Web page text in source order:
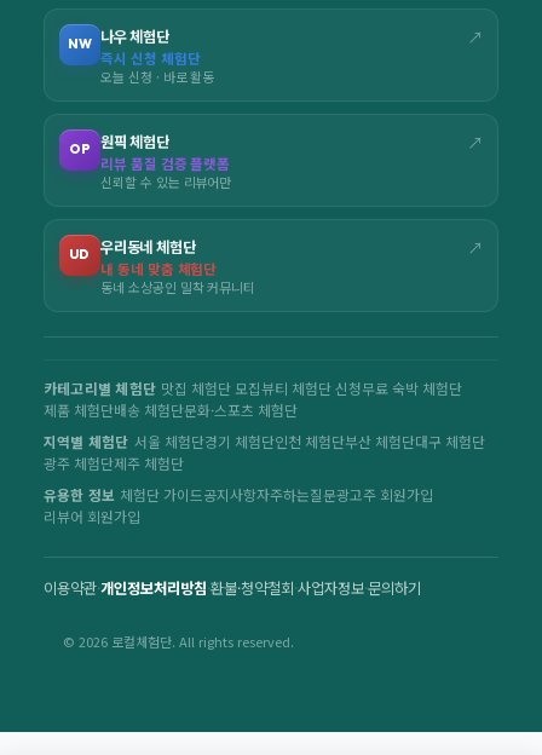
NW 나우 체험단 ↗
즉시 신청 체험단
오늘 신청 · 바로 활동
OP 원픽 체험단 ↗
리뷰 품질 검증 플랫폼
신뢰할 수 있는 리뷰어만
UD 우리동네 체험단 ↗
내 동네 맞춤 체험단
동네 소상공인 밀착 커뮤니티
카테고리별 체험단 맛집 체험단 모집뷰티 체험단 신청무료 숙박 체험단
제품 체험단배송 체험단문화·스포츠 체험단
지역별 체험단 서울 체험단경기 체험단인천 체험단부산 체험단대구 체험단
광주 체험단제주 체험단
유용한 정보 체험단 가이드공지사항자주하는질문광고주 회원가입
리뷰어 회원가입
이용약관·개인정보처리방침·환불·청약철회·사업자정보·문의하기
© 2026 로컬체험단. All rights reserved.